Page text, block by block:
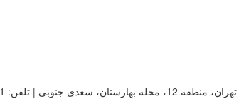
سعدی جنوبی | تلفن: 0213311... | موقعیت روی نقشه.